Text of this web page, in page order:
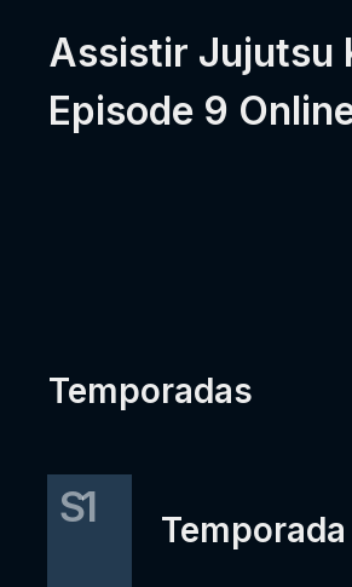
Assistir Jujutsu
Episode 9
Temporadas
S1 Temporada